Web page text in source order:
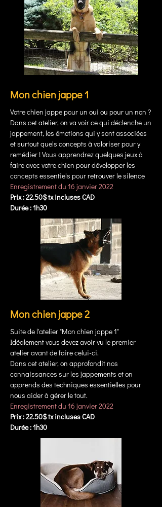
Mon chien jappe 1
Votre chien jappe pour un oui ou pour un non ?
Dans cet atelier, on va voir ce qui déclenche un
jappement, les émotions qui y sont associées
et surtout quels concepts à valoriser pour y
remédier ! Vous apprendrez quelques jeux à
faire avec votre chien pour développer les
concepts essentiels pour retrouver le silence
Enregistrement du 16 janvier 2022
Prix : 22.50$ tx incluses CAD
Durée : 1h30
Mon chien jappe 2
Suite de l'atelier "Mon chien jappe 1"
Idéalement vous devez avoir vu le premier
atelier avant de faire celui-ci.
Dans cet atelier, on approfondit nos
connaissances sur les jappements et on
apprends des techniques essentielles pour
nous aider à gérer le tout.
Enregistrement du 16 janvier 2022
Prix : 22.50$ tx incluses CAD
Durée : 1h30